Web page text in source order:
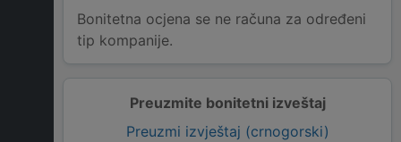
Preuzmite bonitetni izveštaj
Preuzmi izvještaj (crnogorski)
Bonitetna ocjena se ne računa za određeni
tip kompanije.